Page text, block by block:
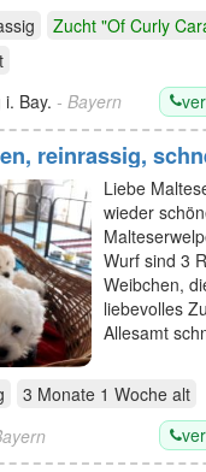
Zucht "Of Curly
Bay. - Bayern
reinrassig,
Liebe
wieder
Wurf sind 3
Weibchen,
liebevolles
Allesamt
3 Monate 1 Woche alt